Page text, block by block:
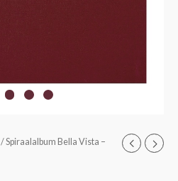
/ Spiraalalbum Bella Vista –